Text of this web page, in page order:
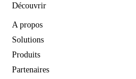
Découvrir
A propos
Solutions
Produits
Partenaires